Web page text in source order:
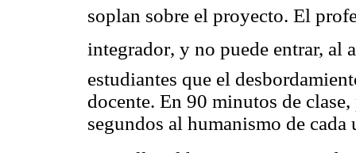
soplan sobre el proyecto. El
integrador, y no puede entrar,
estudiantes que el
docente. En 90 minutos de
segundos al humanismo de cada